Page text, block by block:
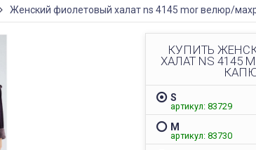
Женский фиолетовый халат ns 4145 mor велюр/
КУПИТЬ
ХАЛАТ NS 4145
S
артикул: 83729
M
артикул: 83730